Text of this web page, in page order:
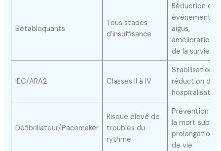
Bêtabloquants
Tous stades
d’insuffisance
Réduction des
événements
aigus,
amélioration
de la survie
IEC/ARA2 Classes II à IV
Stabilisation,
réduction des
Défibrillateur/Pacemaker
Risque élevé de
troubles du
rythme
Prévention de
la mort subite,
prolongation
de vie